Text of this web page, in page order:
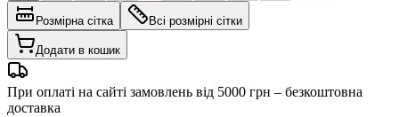
Розмірна сітка Всі розмірні сітки
Додати в кошик
При оплаті на сайті замовлень від 5000 грн – безкоштовна
доставка